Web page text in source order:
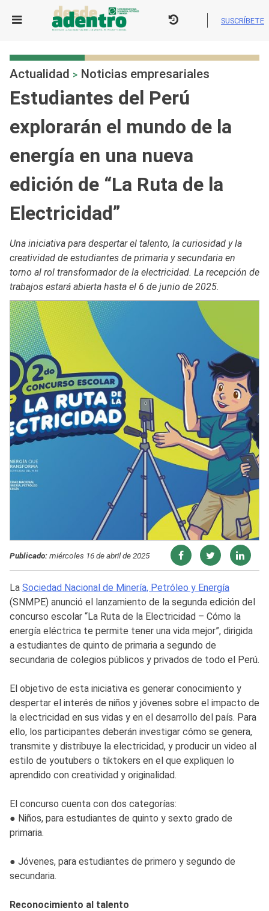
SUSCRÍBETE
Actualidad > Noticias empresariales
Estudiantes del Perú
explorarán el mundo de la
energía en una nueva
edición de “La Ruta de la
Electricidad”
Una iniciativa para despertar el talento, la curiosidad y la
creatividad de estudiantes de primaria y secundaria en
torno al rol transformador de la electricidad. La recepción de
trabajos estará abierta hasta el 6 de junio de 2025.
Publicado:miércoles 16 de abril de 2025
La Sociedad Nacional de Minería, Petróleo y Energía
(SNMPE) anunció el lanzamiento de la segunda edición del
concurso escolar “La Ruta de la Electricidad – Cómo la
energía eléctrica te permite tener una vida mejor”, dirigida
a estudiantes de quinto de primaria a segundo de
secundaria de colegios públicos y privados de todo el Perú.
El objetivo de esta iniciativa es generar conocimiento y
despertar el interés de niños y jóvenes sobre el impacto de
la electricidad en sus vidas y en el desarrollo del país. Para
ello, los participantes deberán investigar cómo se genera,
transmite y distribuye la electricidad, y producir un video al
estilo de youtubers o tiktokers en el que expliquen lo
aprendido con creatividad y originalidad.
El concurso cuenta con dos categorías:
● Niños, para estudiantes de quinto y sexto grado de
primaria.
● Jóvenes, para estudiantes de primero y segundo de
secundaria.
Reconocimiento al talento